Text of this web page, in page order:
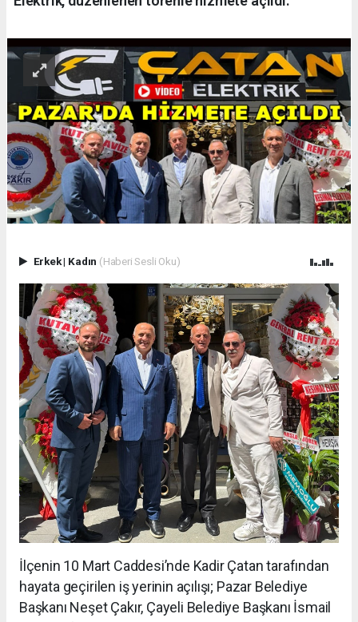
Erkek| Kadın (Haberi Sesli Oku)
İlçenin 10 Mart Caddesi’nde Kadir Çatan tarafından
hayata geçirilen iş yerinin açılışı; Pazar Belediye
Başkanı Neşet Çakır, Çayeli Belediye Başkanı İsmail